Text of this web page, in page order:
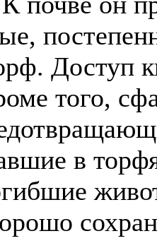
Доступ
того,
в